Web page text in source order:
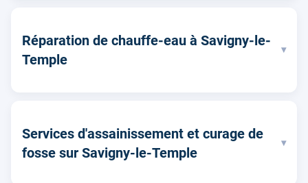
Réparation de chauffe-eau à Savigny-le-
Temple
▾
Services d'assainissement et curage de
fosse sur Savigny-le-Temple
▾